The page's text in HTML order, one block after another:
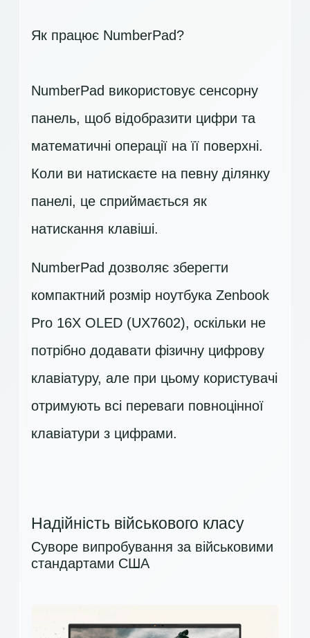
Як працює NumberPad?
NumberPad використовує сенсорну
панель, щоб відобразити цифри та
математичні операції на її поверхні.
Коли ви натискаєте на певну ділянку
панелі, це сприймається як
натискання клавіші.
NumberPad дозволяє зберегти
компактний розмір ноутбука Zenbook
Pro 16X OLED (UX7602), оскільки не
потрібно додавати фізичну цифрову
клавіатуру, але при цьому користувачі
отримують всі переваги повноцінної
клавіатури з цифрами.
Надійність військового класу
Суворе випробування за військовими
стандартами США